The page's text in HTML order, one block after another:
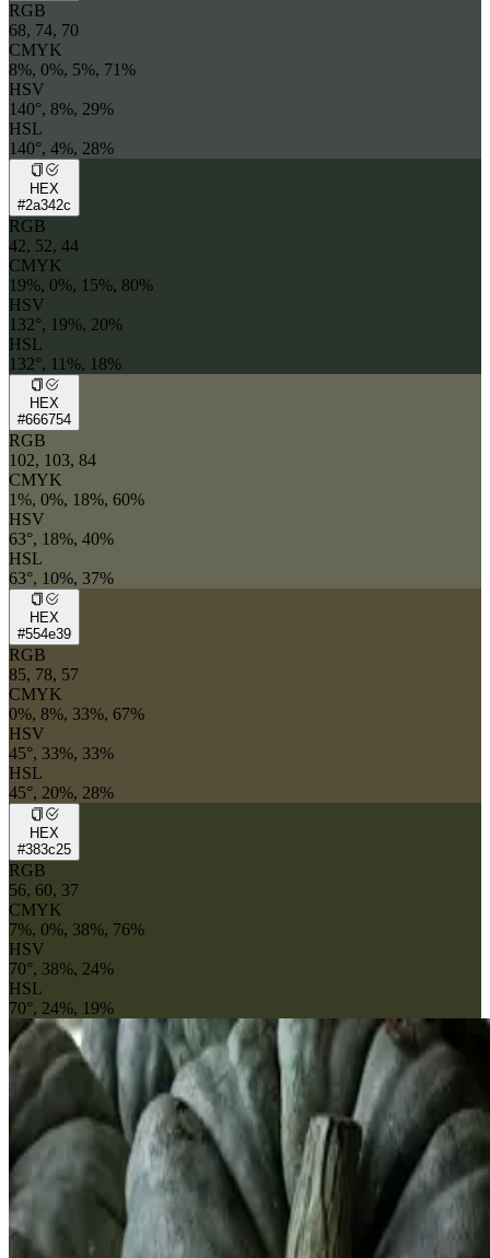
RGB
68, 74, 70
CMYK
8%, 0%, 5%, 71%
HSV
140°, 8%, 29%
HSL
140°, 4%, 28%
HEX
#2a342c
RGB
42, 52, 44
CMYK
19%, 0%, 15%, 80%
HSV
132°, 19%, 20%
HSL
132°, 11%, 18%
HEX
#666754
RGB
102, 103, 84
CMYK
1%, 0%, 18%, 60%
HSV
63°, 18%, 40%
HSL
63°, 10%, 37%
HEX
#554e39
RGB
85, 78, 57
CMYK
0%, 8%, 33%, 67%
HSV
45°, 33%, 33%
HSL
45°, 20%, 28%
HEX
#383c25
RGB
56, 60, 37
CMYK
7%, 0%, 38%, 76%
HSV
70°, 38%, 24%
HSL
70°, 24%, 19%